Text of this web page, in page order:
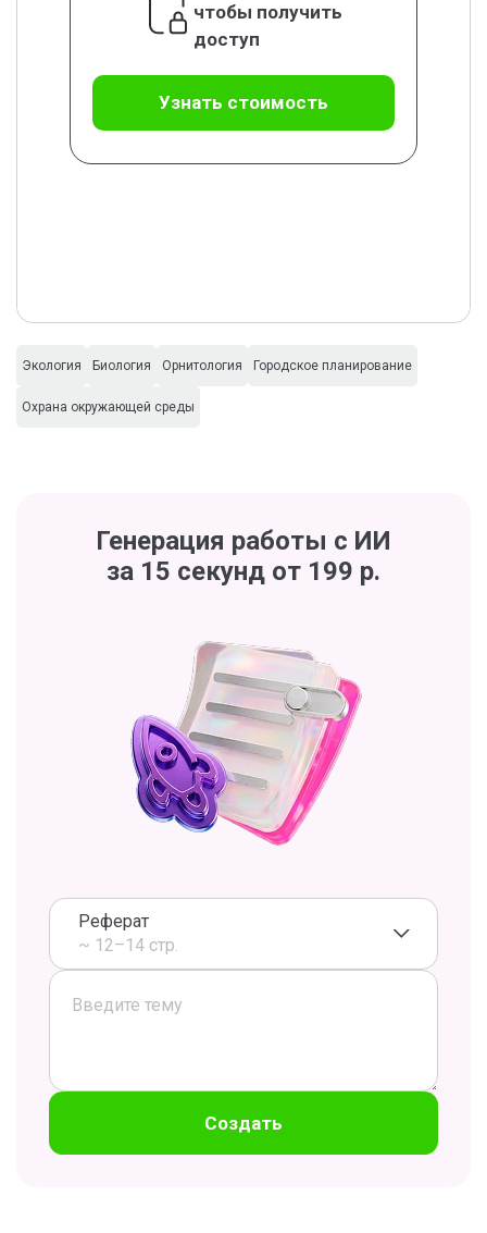
чтобы получить
доступ
Узнать стоимость
Экология Биология Орнитология Городское планирование
Охрана окружающей среды
Генерация работы с ИИ
за 15 секунд от 199 р.
Реферат
~ 12–14 стр.
Создать